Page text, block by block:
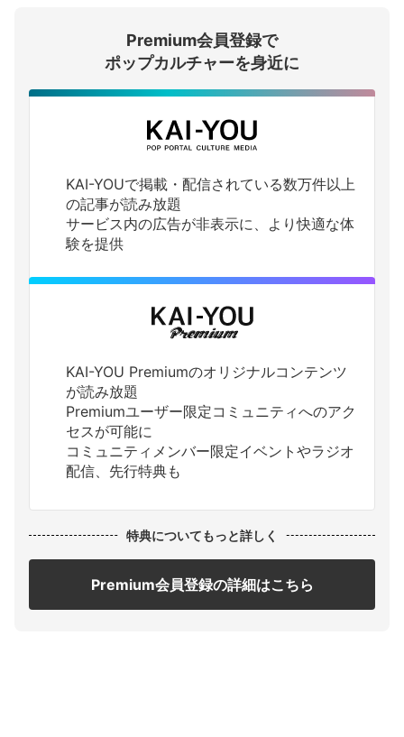
ログインする
Premium会員登録で
ポップカルチャーを身近に
KAI-YOUで掲載・配信されている数万件以上
の記事が読み放題
サービス内の広告が非表示に、より快適な体
験を提供
KAI-YOU Premiumのオリジナルコンテンツ
が読み放題
Premiumユーザー限定コミュニティへのアク
セスが可能に
コミュニティメンバー限定イベントやラジオ
配信、先行特典も
特典についてもっと詳しく
Premium会員登録の詳細はこちら